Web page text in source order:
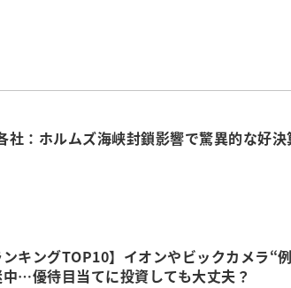
社：ホルムズ海峡封鎖影響で驚異的な好決
ンキングTOP10】イオンやビックカメラ“
…優待目当てに投資しても大丈夫？